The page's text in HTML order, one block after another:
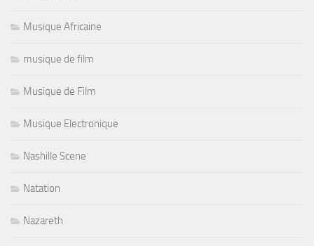
Musique Africaine
musique de film
Musique de Film
Musique Electronique
Nashille Scene
Natation
Nazareth